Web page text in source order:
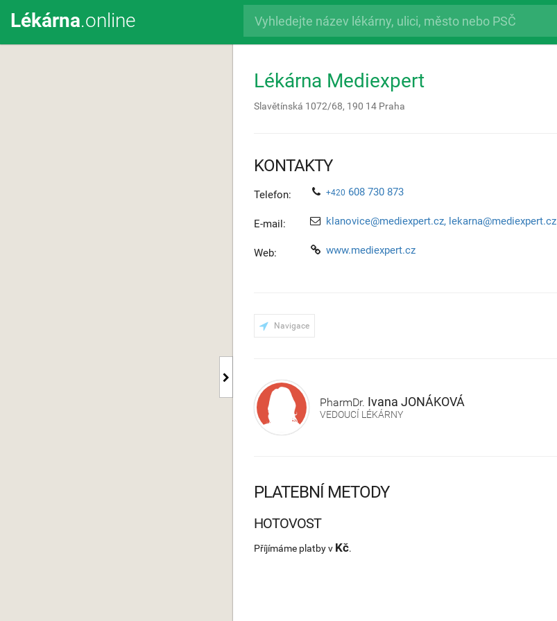
Lékárna.online
Lékárna Mediexpert
Slavětínská 1072/68, 190 14 Praha
KONTAKTY
Telefon: +420 608 730 873
E-mail: klanovice@mediexpert.cz, lekarna@mediexpert.cz
Web: www.mediexpert.cz
Navigace
PharmDr. Ivana JONÁKOVÁ
VEDOUCÍ LÉKÁRNY
PLATEBNÍ METODY
HOTOVOST
Příjímáme platby v Kč.